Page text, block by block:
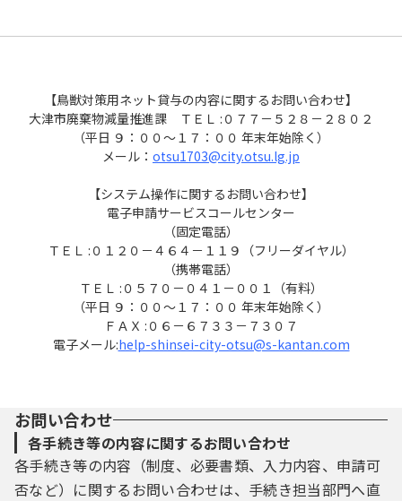
本サービス利用にあたって、利用者が本サ
ービスに登録したメールアドレス（以下、「I
D」という）、｢パスワード｣は利用者のデータ
注意し、利用者本人の責任において厳重に管
理してください。
（１）ＩＤ、パスワードは他人に知られない
ように管理してください。
（２）パスワードの第三者への漏えい防止に
努めてください。
（３）他人からのＩＤ、パスワードの照会に
は応じないでください。なお、大津市からは
これらの照会は一切行いません。
（５）ＩＤ、パスワードを紛失した場合は、
速やかに大津市に連絡し、その指示に従って
ください。
【鳥獣対策用ネット貸与の内容に関するお問い合わせ】
大津市廃棄物減量推進課 ＴＥＬ :０７７－５２８－２８０２
（平日 ９：００～１７：００ 年末年始除く）
メール： otsu1703@city.otsu.lg.jp
【システム操作に関するお問い合わせ】
電子申請サービスコールセンター
（固定電話）
ＴＥＬ :０１２０－４６４－１１９（フリーダイヤル）
（携帯電話）
ＴＥＬ :０５７０－０４１－００１（有料）
（平日 ９：００～１７：００ 年末年始除く）
ＦＡＸ :０６－６７３３－７３０７
電子メール:help-shinsei-city-otsu@s-kantan.com
お問い合わせ
各手続き等の内容に関するお問い合わせ
各手続き等の内容（制度、必要書類、入力内容、申請可
否など）に関するお問い合わせは、手続き担当部門へ直